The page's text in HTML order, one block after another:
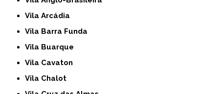
Vila Arcádia
Vila Barra Funda
Vila Buarque
Vila Cavaton
Vila Chalot